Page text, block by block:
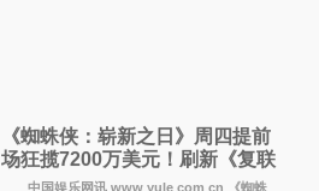
《蜘蛛侠：崭新之日》周四提前
场狂揽7200万美元！刷新《复联
4》保持影史纪录
中国娱乐网讯 www yule com cn 《蜘蛛